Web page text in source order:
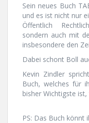
Sein neues Buch
und es ist nicht nur
Öffentlich
sondern auch mit
insbesondere den
Dabei schont Boll
Kevin Zindler
Buch, welches für
bisher Wichtigste
PS: Das Buch könnt